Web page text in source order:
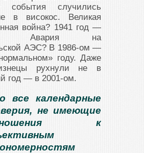
события случились
в високос. Великая
война? 1941 год —
Авария на
АЭС? В 1986-ом —
году. Даже
рухнули не в
год — в 2001-ом.
все календарные
не имеющие
к